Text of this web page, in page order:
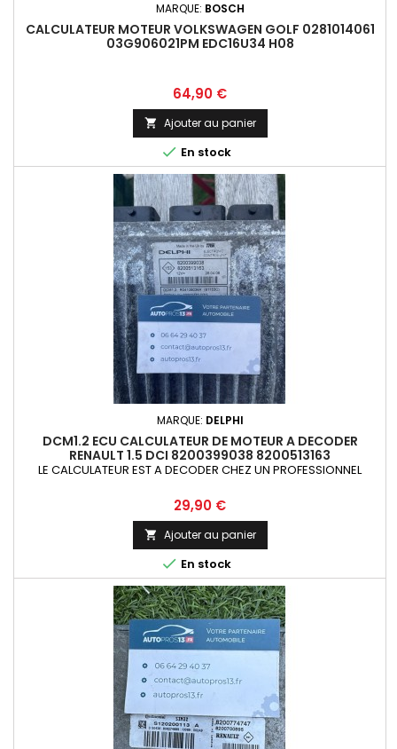
MARQUE: BOSCH
CALCULATEUR MOTEUR VOLKSWAGEN GOLF 0281014061
03G906021PM EDC16U34 H08
Prix
64,90 €
 Ajouter au panier
 En stock
MARQUE: DELPHI
DCM1.2 ECU CALCULATEUR DE MOTEUR A DECODER
RENAULT 1.5 DCI 8200399038 8200513163
LE CALCULATEUR EST A DECODER CHEZ UN PROFESSIONNEL
Prix
29,90 €
 Ajouter au panier
 En stock